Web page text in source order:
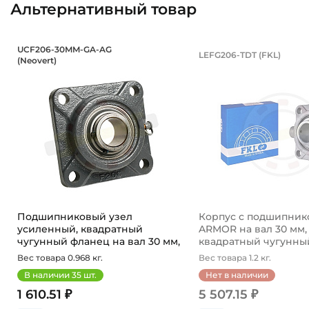
Альтернативный товар
Подшипниковый узел усиленный,
UCF206-30MM-GA-AG Neovert - усиленный
UCF206-30MM-GA-AG
(Neovert)
Подшипниковый узел
усиленный, квадратный
чугунный фланец на вал 30 мм,
...
Вес товара 0.968 кг.
В наличии 35 шт.
1 610.51 ₽
Корпус с
LEFG206-TDT (FKL)
Корпус с
ARMOR на вал 30 мм,
квадратный
Вес товара 1.2 кг.
Нет в наличии
5 507.15 ₽